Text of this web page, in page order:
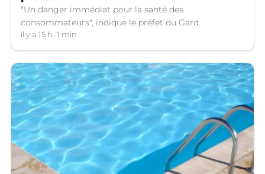
"Un danger immédiat pour la santé des
consommateurs", indique le préfet du Gard.
il y a 15 h 1 min